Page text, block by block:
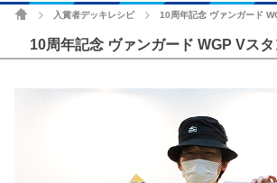
ホーム 入賞者デッキレシピ 10周年記念 ヴァンガード
10周年記念 ヴァンガード WGP Vス